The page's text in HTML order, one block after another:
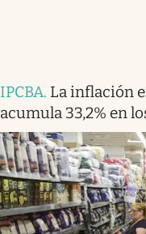
IPCBA. La inflación
acumula 33,2% en